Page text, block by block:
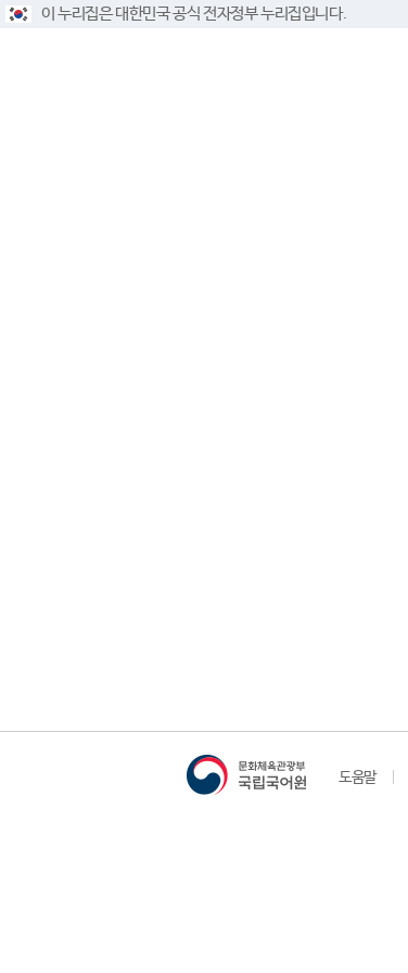
이 누리집은 대한민국 공식 전자정부 누리집입니다.
도움말